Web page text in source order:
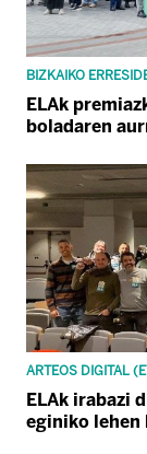
BIZKAIKO
ELAk
boladaren
ARTEOS DIGITAL
ELAk irabazi
eginiko lehen